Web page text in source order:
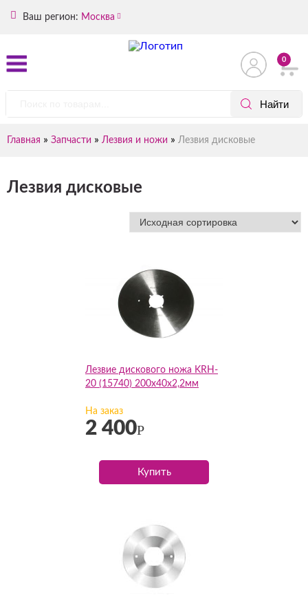
Ваш регион: Москва
0
Главная » Запчасти » Лезвия и ножи » Лезвия дисковые
Лезвия дисковые
Лезвие дискового ножа KRH-
20 (15740) 200х40х2,2мм
На заказ
2 400Р
Купить